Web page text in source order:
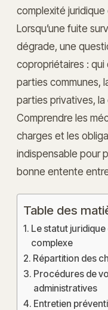
complexité
Lorsqu’une fuite
dégrade, une
copropriétaires : qui
parties communes,
parties privatives,
Comprendre les
charges et les
indispensable pour
bonne entente
Table des
Le statut
complexe
Répartition des
Procédures de
administratives
Entretien